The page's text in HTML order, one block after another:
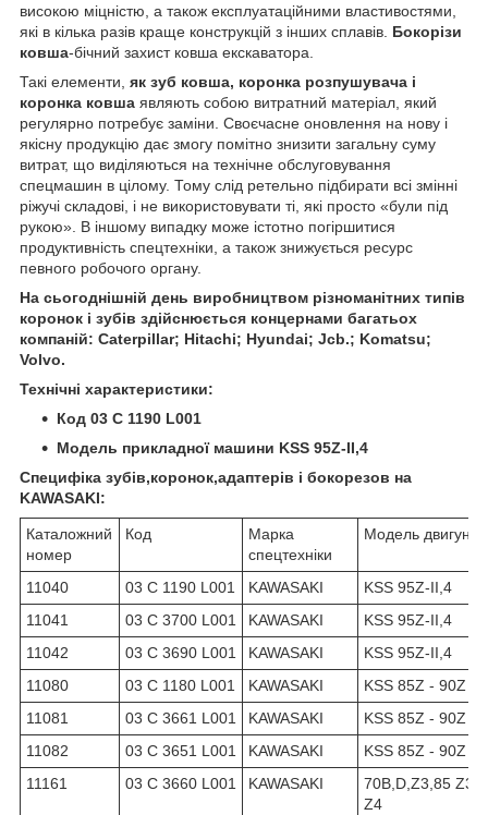
високою міцністю, а також експлуатаційними властивостями,
які в кілька разів краще конструкцій з інших сплавів. Бокорізи
ковша-бічний захист ковша екскаватора.
Такі елементи, як зуб ковша, коронка розпушувача і
коронка ковша являють собою витратний матеріал, який
регулярно потребує заміни. Своєчасне оновлення на нову і
якісну продукцію дає змогу помітно знизити загальну суму
витрат, що виділяються на технічне обслуговування
спецмашин в цілому. Тому слід ретельно підбирати всі змінні
ріжучі складові, і не використовувати ті, які просто «були під
рукою». В іншому випадку може істотно погіршитися
продуктивність спецтехніки, а також знижується ресурс
певного робочого органу.
На сьогоднішній день виробництвом різноманітних типів
коронок і зубів здійснюється концернами багатьох
компаній: Caterpillar; Hitachi; Hyundai; Jcb.; Komatsu;
Volvo.
Технічні характеристики:
Код 03 C 1190 L001
Модель прикладної машини KSS 95Z-ІІ,4
Специфіка зубів,коронок,адаптерів і бокорезов на
KAWASAKI:
Каталожний
номер
Код
Марка
спецтехніки
Модель двигуна
11040 03 C 1190 L001 KAWASAKI
KSS 95Z-ІІ,4
11041
03 C 3700 L001 KAWASAKI
KSS 95Z-ІІ,4
11042
03 C 3690 L001 KAWASAKI
KSS 95Z-ІІ,4
11080
03 C 1180 L001 KAWASAKI
KSS 85Z - 90Z -
11081
03 C 3661 L001 KAWASAKI
KSS 85Z - 90Z -
11082
03 C 3651 L001 KAWASAKI
KSS 85Z - 90Z -
11161
03 C 3660 L001 KAWASAKI
70B,D,Z3,85 Z3
Z4